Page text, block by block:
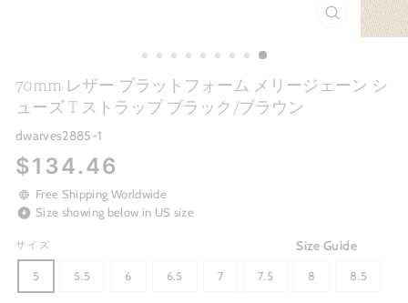
CLOSE
(ESC)
70mm レザー プラットフォーム メリージェーン シ
ューズ T ストラップ ブラック/ブラウン
dwarves2885-1
Regular
price
$134.46
Free Shipping Worldwide
Size showing below in US size
Size Guide
サイズ
5 5.5 6 6.5 7 7.5 8 8.5